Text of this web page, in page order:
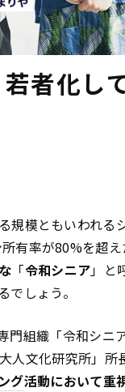
者化し
規模ともいわれる
有率が80%を超え
「令和シニア」と
しょう。
門組織「令和シニ
人文化研究所」所
グ活動において重